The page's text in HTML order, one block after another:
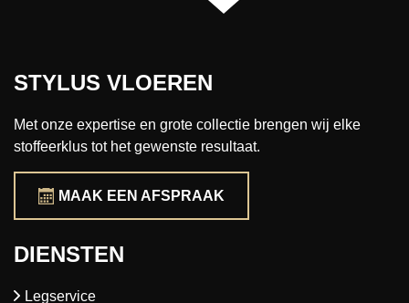
STYLUS VLOEREN
Met onze expertise en grote collectie brengen wij elke
stoffeerklus tot het gewenste resultaat.
MAAK EEN AFSPRAAK
DIENSTEN
Legservice